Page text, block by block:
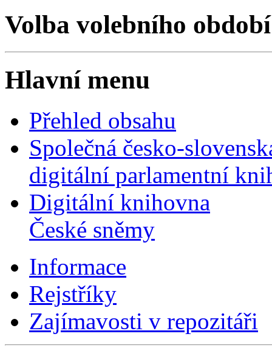
Volba volebního období
Hlavní menu
Přehled obsahu
Společná česko-
digitální parlamentní
Digitální knihovna
České sněmy
Informace
Rejstříky
Zajímavosti v repozitáři